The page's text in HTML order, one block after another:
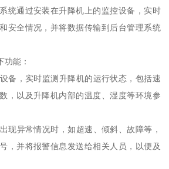
统通过安装在升降机上的监控设备，实时
安全情况，并将数据传输到后台管理系统
功能：
备，实时监测升降机的运行状态，包括速
，以及升降机内部的温度、湿度等环境参
现异常情况时，如超速、倾斜、故障等，
，并将报警信息发送给相关人员，以便及